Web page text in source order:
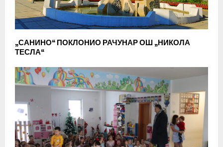
„САНИНО“ ПОКЛОНИО РАЧУНАР ОШ „НИКОЛА
ТЕСЛА“